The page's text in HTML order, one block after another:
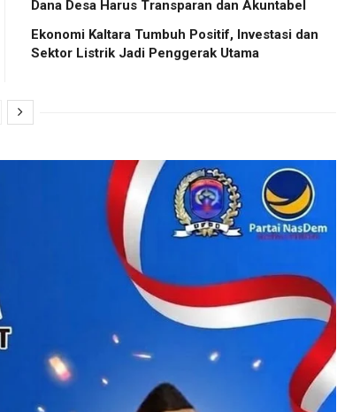
Dana Desa Harus Transparan dan Akuntabel
Ekonomi Kaltara Tumbuh Positif, Investasi dan
Sektor Listrik Jadi Penggerak Utama